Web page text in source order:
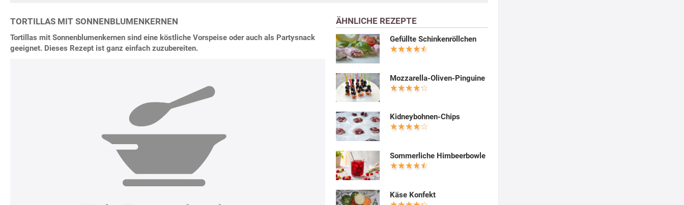
TORTILLAS MIT SONNENBLUMENKERNEN
Tortillas mit Sonnenblumenkernen sind eine köstliche Vorspeise oder auch als Partysnack
geeignet. Dieses Rezept ist ganz einfach zuzubereiten.
ÄHNLICHE REZEPTE
Gefüllte Schinkenröllchen
Mozzarella-Oliven-Pinguine
Kidneybohnen-Chips
Sommerliche Himbeerbowle
Käse Konfekt